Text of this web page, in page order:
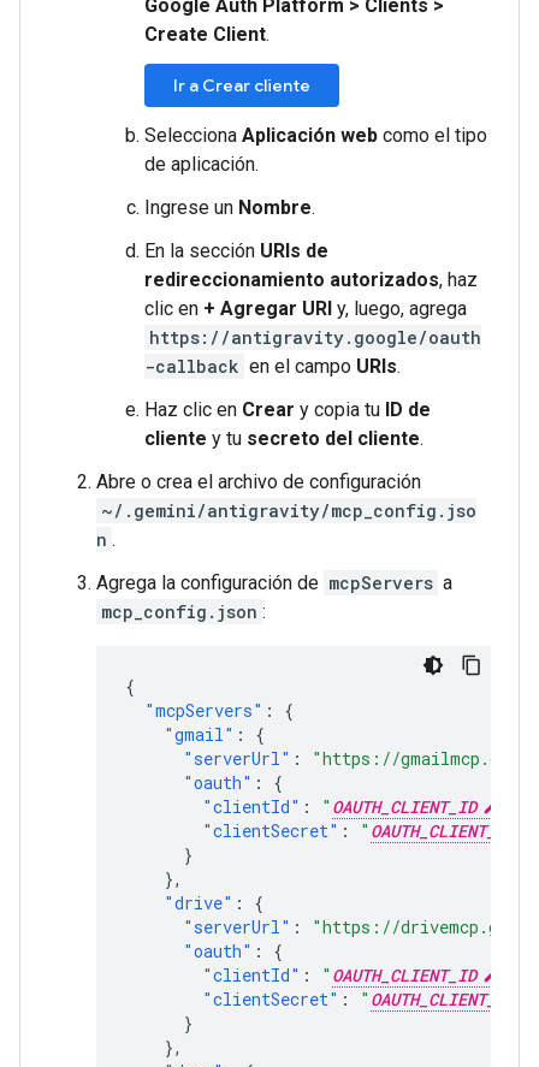
Google Auth Platform > Clients >
Create Client.
Ir a Crear cliente
Selecciona Aplicación web como el tipo
de aplicación.
Ingrese un Nombre.
En la sección URIs de
redireccionamiento autorizados, haz
clic en + Agregar URI y, luego, agrega
https://antigravity.google/oauth
-callback en el campo URIs.
Haz clic en Crear y copia tu ID de
cliente y tu secreto del cliente.
Abre o crea el archivo de configuración
~/.gemini/antigravity/mcp_config.jso
n .
Agrega la configuración de mcpServers a
mcp_config.json :
{
"mcpServers" :
{
"gmail" :
{
"serverUrl" :
"https://
"oauth" :
{
"clientId" : " OAUTH_CLIENT_ID
"clientSecret" : "
}
},
"drive" :
{
"serverUrl" :
"https://
"oauth" :
{
"clientId" : " OAUTH_CLIENT_ID
"clientSecret" : "
}
},